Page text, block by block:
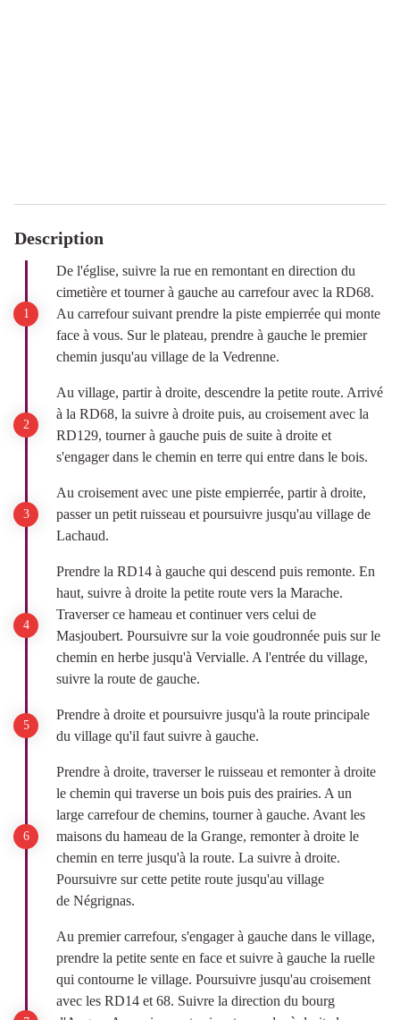
Description
De l'église, suivre la rue en remontant en direction du
cimetière et tourner à gauche au carrefour avec la RD68.
Au carrefour suivant prendre la piste empierrée qui monte
face à vous. Sur le plateau, prendre à gauche le premier
chemin jusqu'au village de la Vedrenne.
Au village, partir à droite, descendre la petite route. Arrivé
à la RD68, la suivre à droite puis, au croisement avec la
RD129, tourner à gauche puis de suite à droite et
s'engager dans le chemin en terre qui entre dans le bois.
Au croisement avec une piste empierrée, partir à droite,
passer un petit ruisseau et poursuivre jusqu'au village de
Lachaud.
Prendre la RD14 à gauche qui descend puis remonte. En
haut, suivre à droite la petite route vers la Marache.
Traverser ce hameau et continuer vers celui de
Masjoubert. Poursuivre sur la voie goudronnée puis sur le
chemin en herbe jusqu'à Vervialle. A l'entrée du village,
suivre la route de gauche.
Prendre à droite et poursuivre jusqu'à la route principale
du village qu'il faut suivre à gauche.
Prendre à droite, traverser le ruisseau et remonter à droite
le chemin qui traverse un bois puis des prairies. A un
large carrefour de chemins, tourner à gauche. Avant les
maisons du hameau de la Grange, remonter à droite le
chemin en terre jusqu'à la route. La suivre à droite.
Poursuivre sur cette petite route jusqu'au village
de Négrignas.
Au premier carrefour, s'engager à gauche dans le village,
prendre la petite sente en face et suivre à gauche la ruelle
qui contourne le village. Poursuivre jusqu'au croisement
avec les RD14 et 68. Suivre la direction du bourg